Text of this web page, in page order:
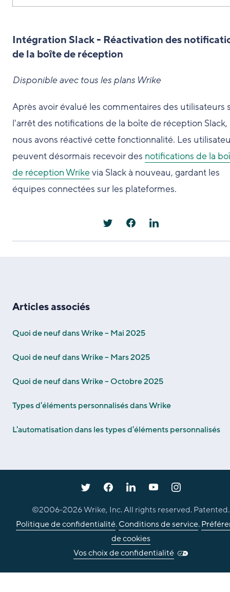
Intégration Slack - Réactivation des
de la boîte de réception
Disponible avec tous les plans Wrike
Après avoir évalué les commentaires des utilisateurs
l'arrêt des notifications de la boîte de réception Slack,
nous avons réactivé cette fonctionnalité. Les
peuvent désormais recevoir des notifications de la
de réception Wrikevia Slack à nouveau, gardant les
équipes connectées sur les plateformes.
Articles associés
Quoi de neuf dans Wrike – Mai 2025
Quoi de neuf dans Wrike – Mars 2025
Quoi de neuf dans Wrike – Octobre 2025
Types d'éléments personnalisés dans Wrike
L'automatisation dans les types d'éléments personnalisés
©2006-2026Wrike, Inc. All rights reserved. Patented.
Politique de confidentialité.Conditions de service.
de cookies
Vos choix de confidentialité